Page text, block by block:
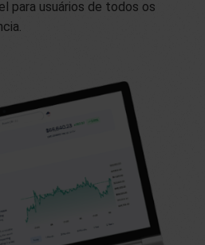
para usuários de todos os